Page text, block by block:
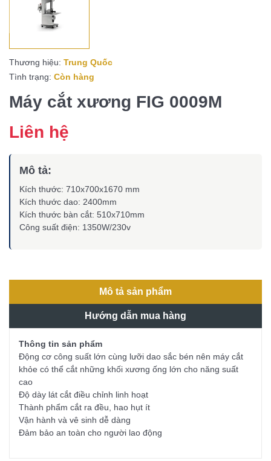
Thương hiệu: Trung Quốc
Tình trạng: Còn hàng
Máy cắt xương FIG 0009M
Liên hệ
Mô tả:
Kích thước: 710x700x1670 mm
Kích thước dao: 2400mm
Kích thước bàn cắt: 510x710mm
Công suất điện: 1350W/230v
Mô tả sản phẩm
Hướng dẫn mua hàng
Thông tin sản phẩm
Động cơ công suất lớn cùng lưỡi dao sắc bén nên máy cắt
khỏe có thể cắt những khối xương ống lớn cho năng suất
cao
Độ dày lát cắt điều chỉnh linh hoạt
Thành phẩm cắt ra đều, hao hụt ít
Vận hành và vê sinh dễ dàng
Đảm bảo an toàn cho người lao động